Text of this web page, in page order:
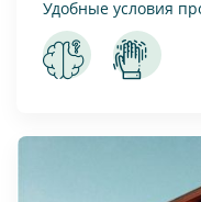
Удобные условия